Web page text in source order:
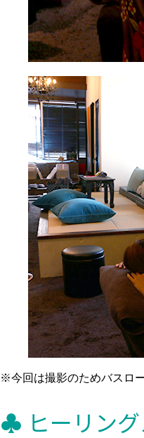
※今回は撮影のためバスロ
♣ ヒーリン